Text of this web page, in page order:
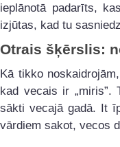
ieplānotā padarīts,
izjūtas, kad tu
Otrais šķērslis:
Kā tikko
kad vecais ir „miris”.
sākti vecajā gadā. It
vārdiem sakot, vecos